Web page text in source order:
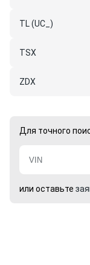
TL (UC_)
TSX
ZDX
Для точного
или оставьте